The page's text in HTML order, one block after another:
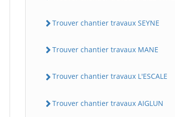
Trouver chantier travaux SEYNE
Trouver chantier travaux MANE
Trouver chantier travaux L'ESCALE
Trouver chantier travaux AIGLUN